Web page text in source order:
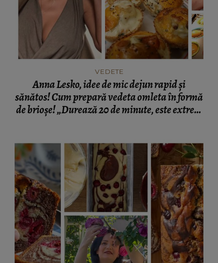
VEDETE
Anna Lesko, idee de mic dejun rapid și
sănătos! Cum prepară vedeta omleta în formă
de brioșe! „Durează 20 de minute, este extrem